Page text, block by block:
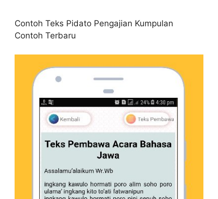
Contoh Teks Pidato Pengajian Kumpulan
Contoh Terbaru